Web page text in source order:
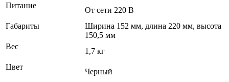
Питание
От сети 220 В
Габариты
Ширина 152 мм, длина 220 мм, высота
150,5 мм
Вес
1,7 кг
Цвет
Черный